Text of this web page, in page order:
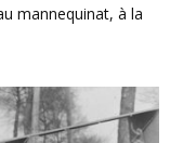
mannequinat, à la